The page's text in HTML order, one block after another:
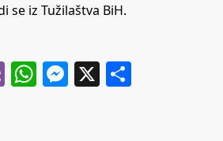
se iz Tužilaštva BiH.
ViberWhatsApp
Messenger
X